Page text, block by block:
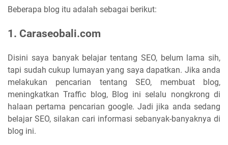
Beberapa blog itu adalah sebagai berikut:
1. Caraseobali.com
Disini saya banyak belajar tentang SEO, belum lama sih,
tapi sudah cukup lumayan yang saya dapatkan. Jika anda
melakukan pencarian tentang SEO, membuat blog,
meningkatkan Traffic blog, Blog ini selalu nongkrong di
halaan pertama pencarian google. Jadi jika anda sedang
belajar SEO, silakan cari informasi sebanyak-banyaknya di
blog ini.